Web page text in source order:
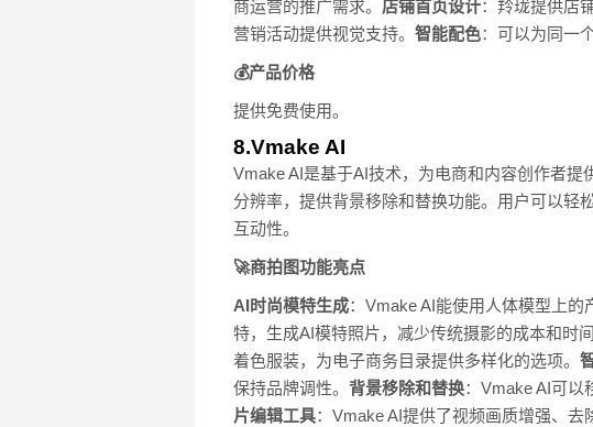
商运营的推广需求。 店铺首页设计：羚珑提供店
营销活动提供视觉支持。 智能配色：可以为同一
💰产品价格
提供免费使用。
8.Vmake AI
Vmake AI是基于AI技术，为电商和内容创作者
分辨率，提供背景移除和替换功能。用户可以轻
互动性。
🚀商拍图功能亮点
AI时尚模特生成：Vmake AI能使用人体模型上
特，生成AI模特照片，减少传统摄影的成本和时间
着色服装，为电子商务目录提供多样化的选项。
保持品牌调性。 背景移除和替换：Vmake AI可以
片编辑工具：Vmake AI提供了视频画质增强、